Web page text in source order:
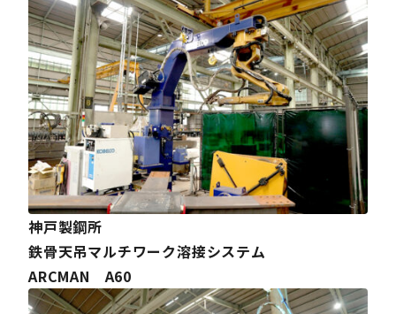
神戸製鋼所
鉄骨天吊マルチワーク溶接システム
ARCMAN A60